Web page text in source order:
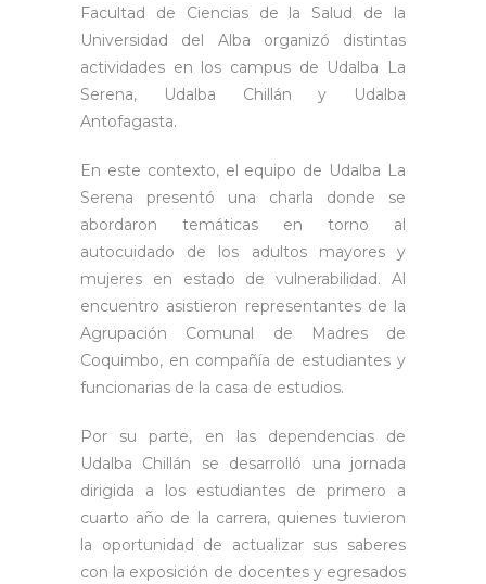
Facultad de Ciencias de la Salud de la
Universidad del Alba organizó distintas
actividades en los campus de Udalba La
Serena, Udalba Chillán y Udalba
Antofagasta.
En este contexto, el equipo de Udalba La
Serena presentó una charla donde se
abordaron temáticas en torno al
autocuidado de los adultos mayores y
mujeres en estado de vulnerabilidad. Al
encuentro asistieron representantes de la
Agrupación Comunal de Madres de
Coquimbo, en compañía de estudiantes y
funcionarias de la casa de estudios.
Por su parte, en las dependencias de
Udalba Chillán se desarrolló una jornada
dirigida a los estudiantes de primero a
cuarto año de la carrera, quienes tuvieron
la oportunidad de actualizar sus saberes
con la exposición de docentes y egresados